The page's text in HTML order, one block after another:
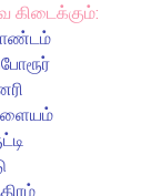
கிடைக்கும்: